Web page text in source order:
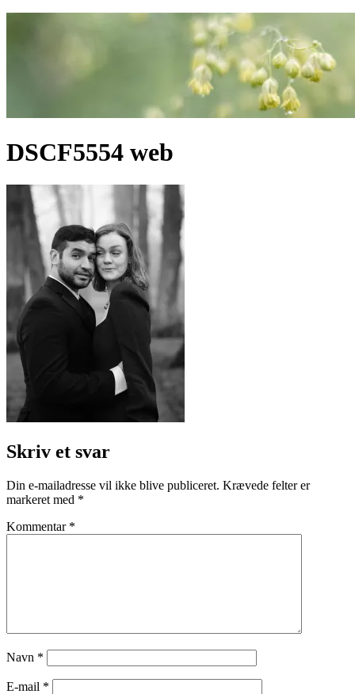
DSCF5554 web
Skriv et svar
Din e-mailadresse vil ikke blive publiceret. Krævede felter er
markeret med *
Kommentar *
Navn *
E-mail *